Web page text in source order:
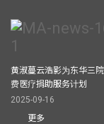
黄淑蔓云浩影为东华三
费医疗捐助服务计划
2025-09-16
更多